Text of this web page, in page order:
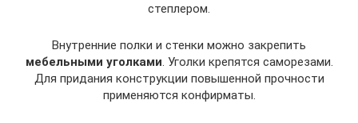
степлером.
Внутренние полки и стенки можно закрепить
мебельными уголками . Уголки крепятся саморезами.
Для придания конструкции повышенной прочности
применяются конфирматы.